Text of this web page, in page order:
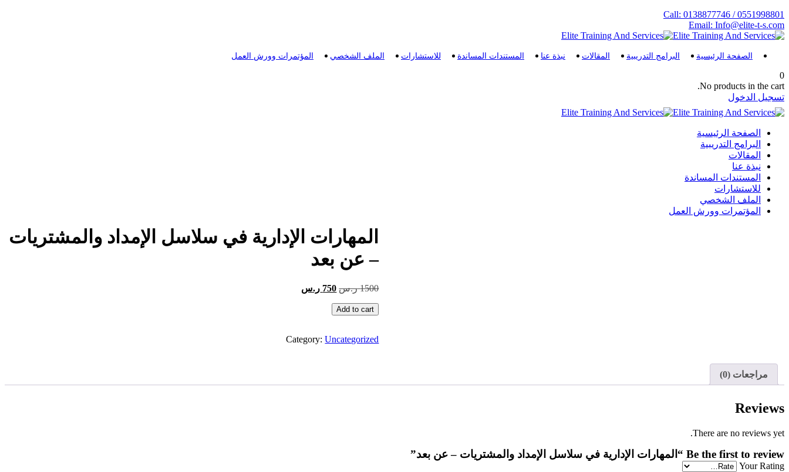
Skip
to
content
Call: 0138877746 / 0551998801
Email: Info@elite-t-s.com
الصفحة الرئيسية البرامج التدريبية المقالات نبذة عنا المستندات المساندة للاستشارات الملف الشخصي المؤتمرات وورش العمل
0
No products in the cart.
تسجيل الدخول
الصفحة الرئيسية
البرامج التدريبية
المقالات
نبذة عنا
المستندات المساندة
للاستشارات
الملف الشخصي
المؤتمرات وورش العمل
المهارات الإدارية في سلاسل الإمداد والمشتريات
– عن بعد
1500 ر.س السعر
هو:
750 ر.سالسعر
كمية
في
-
Add to cart
Category: Uncategorized
مراجعات (0)
Reviews
There are no reviews yet.
Be the first to review “المهارات الإدارية في سلاسل الإمداد والمشتريات – عن بعد”
Your Rating